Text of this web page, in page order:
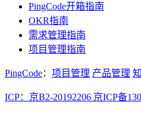
PingCode开箱指南
OKR指南
需求管理指南
项目管理指南
PingCode： 项目管理 产品管理
ICP：京B2-20192206 京ICP备